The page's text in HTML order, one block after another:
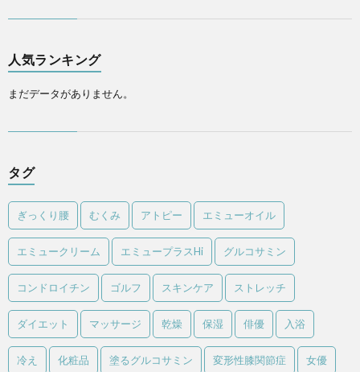
人気ランキング
まだデータがありません。
タグ
ぎっくり腰 むくみ アトピー エミューオイル
エミュークリーム エミュープラスHi グルコサミン
コンドロイチン ゴルフ スキンケア ストレッチ
ダイエット マッサージ 乾燥 保湿 俳優 入浴
冷え 化粧品 塗るグルコサミン 変形性膝関節症 女優